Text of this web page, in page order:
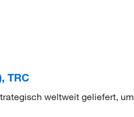
TRC
weltweit geliefert, um